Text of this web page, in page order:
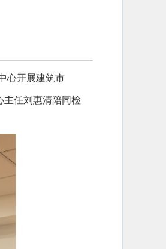
心开展建筑市
主任刘惠清陪同检